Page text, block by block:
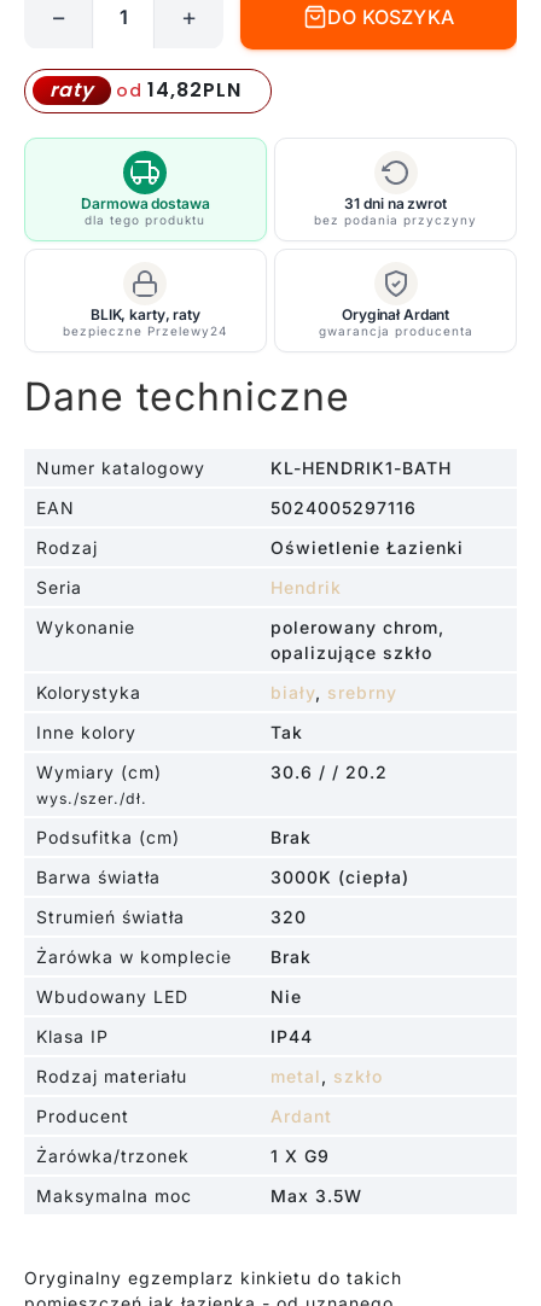
Hendrik
-
kolor
srebrny
-
KL/HENDRIK1
− + DO KOSZYKA
raty od 14,82PLN
Darmowa dostawa
dla tego produktu
31 dni na zwrot
bez podania przyczyny
BLIK, karty, raty
bezpieczne Przelewy24
Oryginał Ardant
gwarancja producenta
Dane techniczne
Numer katalogowy
KL-HENDRIK1-BATH
EAN
5024005297116
Rodzaj
Oświetlenie Łazienki
Seria
Hendrik
Wykonanie
polerowany chrom,
opalizujące szkło
Kolorystyka
biały, srebrny
Inne kolory
Tak
Wymiary (cm)
wys./szer./dł.
30.6 / / 20.2
Podsufitka (cm)
Brak
Barwa światła
3000K (ciepła)
Strumień światła
320
Żarówka w komplecie
Brak
Wbudowany LED
Nie
Klasa IP
IP44
Rodzaj materiału
metal , szkło
Producent
Ardant
Żarówka/trzonek
1 X G9
Maksymalna moc
Max 3.5W
Oryginalny egzemplarz kinkietu do takich